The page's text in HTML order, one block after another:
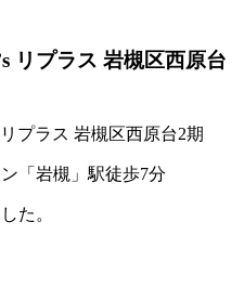
リプラス 岩槻区西原台
「岩槻」駅徒歩7分
た。